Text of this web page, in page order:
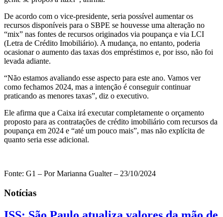
De acordo com o vice-presidente, seria possível aumentar os
recursos disponíveis para o SBPE se houvesse uma alteração no
“mix” nas fontes de recursos originados via poupança e via LCI
(Letra de Crédito Imobiliário). A mudança, no entanto, poderia
ocasionar o aumento das taxas dos empréstimos e, por isso, não foi
levada adiante.
“Não estamos avaliando esse aspecto para este ano. Vamos ver
como fechamos 2024, mas a intenção é conseguir continuar
praticando as menores taxas”, diz o executivo.
Ele afirma que a Caixa irá executar completamente o orçamento
proposto para as contratações de crédito imobiliário com recursos da
poupança em 2024 e “até um pouco mais”, mas não explícita de
quanto seria esse adicional.
Fonte: G1 – Por Marianna Gualter – 23/10/2024
Notícias